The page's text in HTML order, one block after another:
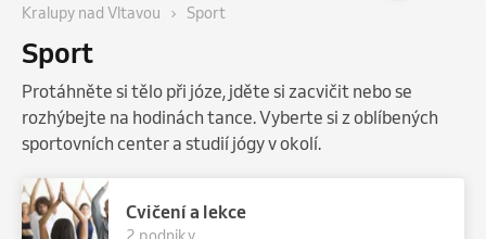
Kralupy nad Vltavou Sport
Sport
Protáhněte si tělo při józe, jděte si zacvičit nebo se
rozhýbejte na hodinách tance. Vyberte si z oblíbených
sportovních center a studií jógy v okolí.
Cvičení a lekce